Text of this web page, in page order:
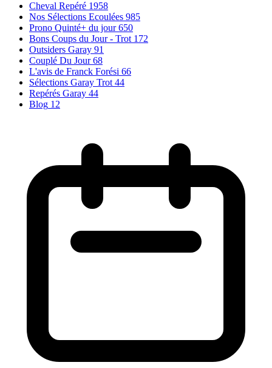
Cheval Repéré 1958
Nos Sélections Ecoulées 985
Prono Quinté+ du jour 650
Bons Coups du Jour - Trot 172
Outsiders Garay 91
Couplé Du Jour 68
L'avis de Franck Forési 66
Sélections Garay Trot 44
Repérés Garay 44
Blog 12